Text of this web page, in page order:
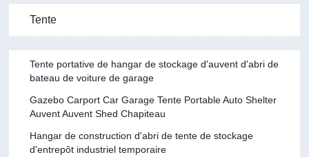
Tente
Tente portative de hangar de stockage d'auvent d'abri de
bateau de voiture de garage
Gazebo Carport Car Garage Tente Portable Auto Shelter
Auvent Auvent Shed Chapiteau
Hangar de construction d'abri de tente de stockage
d'entrepôt industriel temporaire